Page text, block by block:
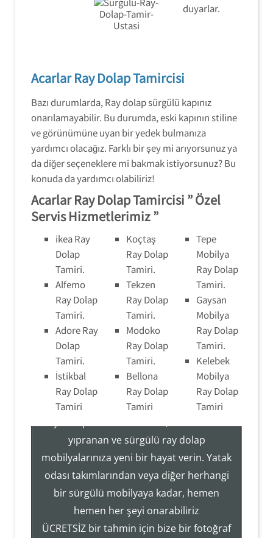
duyarlar.
Acarlar Ray Dolap Tamircisi
Bazı durumlarda, Ray dolap sürgülü kapınız
onarılamayabilir. Bu durumda, eski kapının stiline
ve görünümüne uyan bir yedek bulmanıza
yardımcı olacağız. Farklı bir şey mi arıyorsunuz ya
da diğer seçeneklere mi bakmak istiyorsunuz? Bu
konuda da yardımcı olabiliriz!
Acarlar Ray Dolap Tamircisi ” Özel
Servis Hizmetlerimiz ”
ikea Ray
Dolap
Tamiri.
Alfemo
Ray Dolap
Tamiri.
Adore Ray
Dolap
Tamiri.
İstikbal
Ray Dolap
Tamiri
Koçtaş
Ray Dolap
Tamiri.
Tekzen
Ray Dolap
Tamiri.
Modoko
Ray Dolap
Tamiri.
Bellona
Ray Dolap
Tamiri
Tepe
Mobilya
Ray Dolap
Tamiri.
Gaysan
Mobilya
Ray Dolap
Tamiri.
Kelebek
Mobilya
Ray Dolap
Tamiri
Ray Dolap Tamir Montaj Servisi
yıpranan ve sürgülü ray dolap
mobilyalarınıza yeni bir hayat verin. Yatak
odası takımlarından veya diğer herhangi
bir sürgülü mobilyaya kadar, hemen
hemen her şeyi onarabiliriz
ÜCRETSİZ bir tahmin için bize bir fotoğraf
Ray Dolap Mekanizma Sistemleri Tamir Montaj
Servisi